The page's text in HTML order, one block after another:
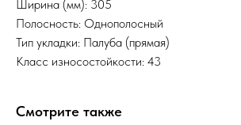
Ширина (мм): 305
Полосность: Однополосный
Тип укладки: Палуба (прямая)
Класс износостойкости: 43
Смотрите также